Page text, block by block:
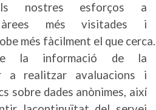
nostres esforços a
més visitades i
més fàcilment el que cerca.
la informació de la
a realitzar avaluacions i
sobre dades anònimes, així